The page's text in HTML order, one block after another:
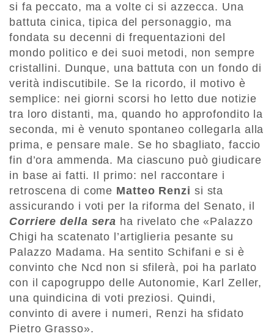
si fa peccato, ma a volte ci si azzecca. Una
battuta cinica, tipica del personaggio, ma
fondata su decenni di frequentazioni del
mondo politico e dei suoi metodi, non sempre
cristallini. Dunque, una battuta con un fondo di
verità indiscutibile. Se la ricordo, il motivo è
semplice: nei giorni scorsi ho letto due notizie
tra loro distanti, ma, quando ho approfondito la
seconda, mi è venuto spontaneo collegarla alla
prima, e pensare male. Se ho sbagliato, faccio
fin d’ora ammenda. Ma ciascuno può giudicare
in base ai fatti. Il primo: nel raccontare i
retroscena di come Matteo Renzi si sta
assicurando i voti per la riforma del Senato, il
Corriere della sera ha rivelato che «Palazzo
Chigi ha scatenato l’artiglieria pesante su
Palazzo Madama. Ha sentito Schifani e si è
convinto che Ncd non si sfilerà, poi ha parlato
con il capogruppo delle Autonomie, Karl Zeller,
una quindicina di voti preziosi. Quindi,
convinto di avere i numeri, Renzi ha sfidato
Pietro Grasso».